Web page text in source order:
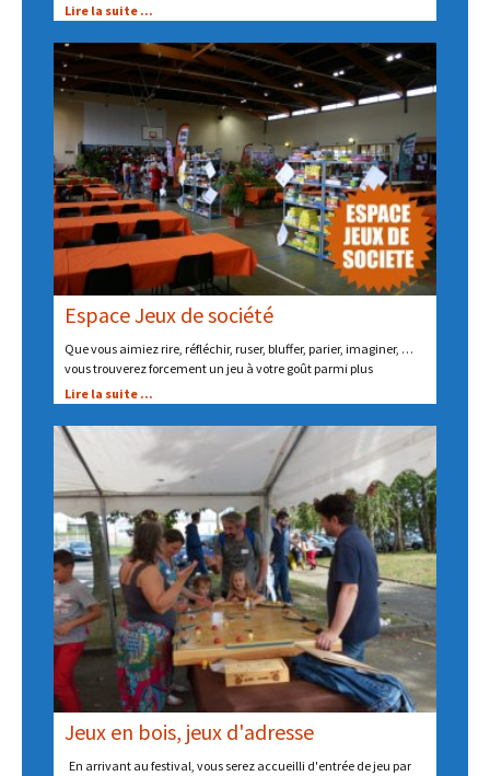
Lire la suite ...
Espace Jeux de société
Que vous aimiez rire, réfléchir, ruser, bluffer, parier, imaginer, …
vous trouverez forcement un jeu à votre goût parmi plus
Lire la suite ...
Jeux en bois, jeux d'adresse
En arrivant au festival, vous serez accueilli d'entrée de jeu par